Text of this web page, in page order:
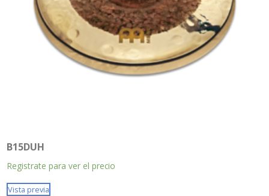
B15DUH
Registrate para ver el precio
Vista previa